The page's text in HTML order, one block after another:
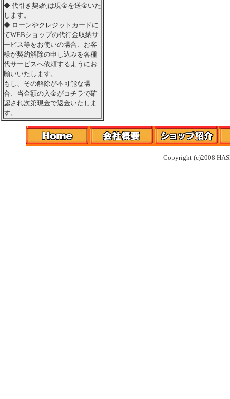
◆ 代引き契s約は現金を送金いた
します。
◆ ローンやクレジットカードに
てWEBショップの代行金収納サ
ービス等をお使いの場合、お客
様が契約解除の申し込みを各種
代サービスへ依頼するようにお
願いいたします。
もし、その解除が不可能な場
合、当金額の入金がコチラで確
認され次第現金で返金いたしま
す。
Copyright (c)2008